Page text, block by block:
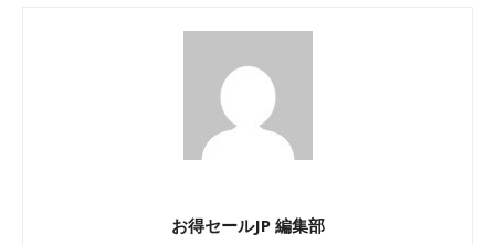
お得セールJP 編集部